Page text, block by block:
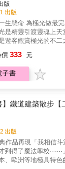
版
出版
生懸命 為極光做最
是精靈引渡靈魂上天
遊客觀賞極光的不
極光長達三十餘載。
。 「沒有兩道極光
光都在其驚人的毅力
！ & 本書特色 ★國內
種雜症全解析。 &
價 333 元
子書
】鐵道建築散步【
出版
作品再現「我相信
到得了魔法學校⋯⋯
、歐洲等地極具特色